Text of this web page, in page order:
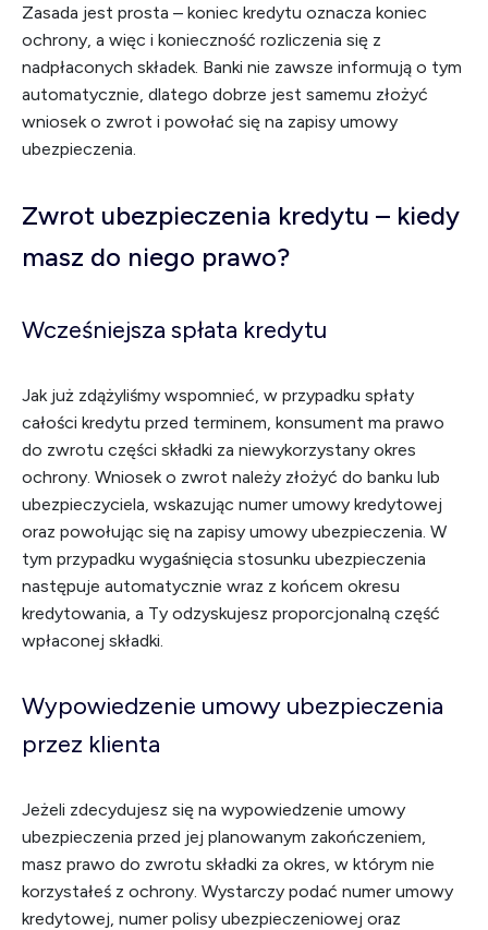
Zasada jest prosta – koniec kredytu oznacza koniec
ochrony, a więc i konieczność rozliczenia się z
nadpłaconych składek. Banki nie zawsze informują o tym
automatycznie, dlatego dobrze jest samemu złożyć
wniosek o zwrot i powołać się na zapisy umowy
ubezpieczenia.
Zwrot ubezpieczenia kredytu – kiedy
masz do niego prawo?
Wcześniejsza spłata kredytu
Jak już zdążyliśmy wspomnieć, w przypadku spłaty
całości kredytu przed terminem, konsument ma prawo
do zwrotu części składki za niewykorzystany okres
ochrony. Wniosek o zwrot należy złożyć do banku lub
ubezpieczyciela, wskazując numer umowy kredytowej
oraz powołując się na zapisy umowy ubezpieczenia. W
tym przypadku wygaśnięcia stosunku ubezpieczenia
następuje automatycznie wraz z końcem okresu
kredytowania, a Ty odzyskujesz proporcjonalną część
wpłaconej składki.
Wypowiedzenie umowy ubezpieczenia
przez klienta
Jeżeli zdecydujesz się na wypowiedzenie umowy
ubezpieczenia przed jej planowanym zakończeniem,
masz prawo do zwrotu składki za okres, w którym nie
korzystałeś z ochrony. Wystarczy podać numer umowy
kredytowej, numer polisy ubezpieczeniowej oraz